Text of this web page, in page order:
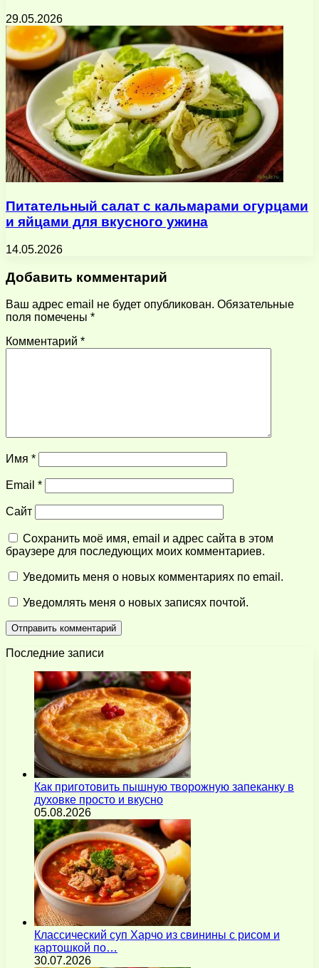
29.05.2026
Питательный салат с кальмарами огурцами
и яйцами для вкусного ужина
14.05.2026
Добавить комментарий
Ваш адрес email не будет опубликован. Обязательные
поля помечены *
Комментарий *
Имя *
Email *
Сайт
Сохранить моё имя, email и адрес сайта в этом
браузере для последующих моих комментариев.
Уведомить меня о новых комментариях по email.
Уведомлять меня о новых записях почтой.
Последние записи
Как приготовить пышную творожную запеканку в
духовке просто и вкусно
05.08.2026
Классический суп Харчо из свинины с рисом и
картошкой по…
30.07.2026